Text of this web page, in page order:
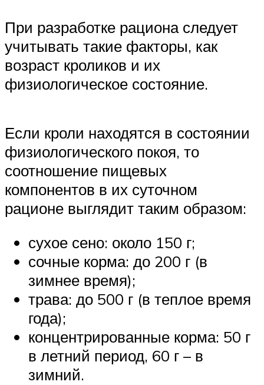
При разработке рациона следует
учитывать такие факторы, как
возраст кроликов и их
физиологическое состояние.
Если кроли находятся в состоянии
физиологического покоя, то
соотношение пищевых
компонентов в их суточном
рационе выглядит таким образом:
сухое сено: около 150 г;
сочные корма: до 200 г (в
зимнее время);
трава: до 500 г (в теплое время
года);
концентрированные корма: 50 г
в летний период, 60 г – в
зимний.